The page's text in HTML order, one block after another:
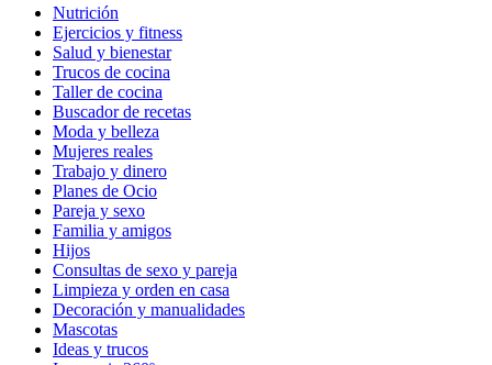
Nutrición
Ejercicios y fitness
Salud y bienestar
Trucos de cocina
Taller de cocina
Buscador de recetas
Moda y belleza
Mujeres reales
Trabajo y dinero
Planes de Ocio
Pareja y sexo
Familia y amigos
Hijos
Consultas de sexo y pareja
Limpieza y orden en casa
Decoración y manualidades
Mascotas
Ideas y trucos